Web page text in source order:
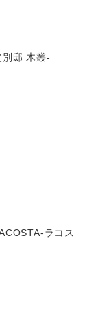
別邸 木叢-
ラコス